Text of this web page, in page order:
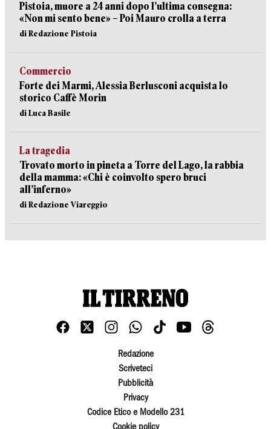
Pistoia, muore a 24 anni dopo l’ultima consegna:
«Non mi sento bene» – Poi Mauro crolla a terra
di Redazione Pistoia
Commercio
Forte dei Marmi, Alessia Berlusconi acquista lo
storico Caffè Morin
di Luca Basile
La tragedia
Trovato morto in pineta a Torre del Lago, la rabbia
della mamma: «Chi è coinvolto spero bruci
all’inferno»
di Redazione Viareggio
Redazione
Scriveteci
Pubblicità
Privacy
Codice Etico e Modello 231
Cookie policy